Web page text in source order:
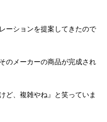
ーションを提案してきたので
のメーカーの商品が完成され
ど、複雑やね』と笑っていま